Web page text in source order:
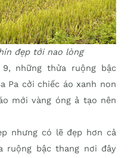
đẹp tới nao lòng
những thửa ruộng bậc
Pa cởi chiếc áo xanh non
mới vàng óng ả tạo nên
nhưng có lẽ đẹp hơn cả
ruộng bậc thang nơi đây